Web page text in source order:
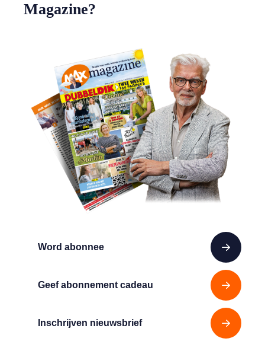
Word abonnee
Geef abonnement cadeau
Inschrijven nieuwsbrief
Magazine?